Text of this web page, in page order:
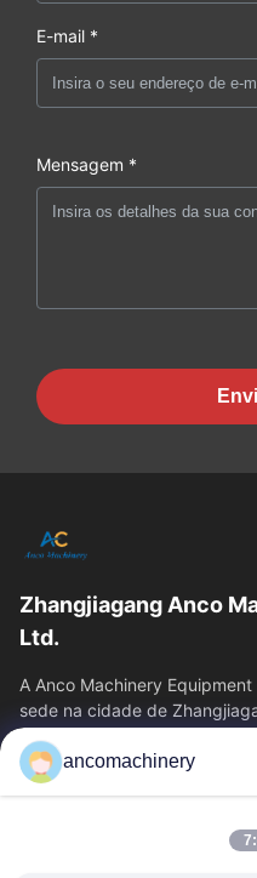
E-mail *
Mensagem *
Zhangjiagang Anco
Ltd.
A Anco Machinery
sede na cidade de
de Jiangsu.
Links Rápidos
ancomachinery